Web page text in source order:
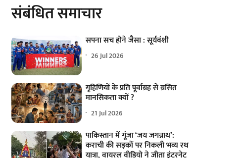
संबंधित समाचार
सपना सच होने जैसा : सूर्यवंशी
26 Jul 2026
गृहिणियों के प्रति पूर्वाग्रह से ग्रसित
मानसिकता क्यों ?
21 Jul 2026
पाकिस्तान में गूंजा ‘जय जगन्नाथ’:
कराची की सड़कों पर निकली भव्य रथ